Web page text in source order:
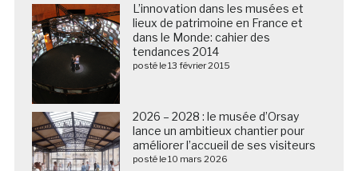
L’innovation dans les musées et
lieux de patrimoine en France et
dans le Monde: cahier des
tendances 2014
posté le 13 février 2015
2026 – 2028 : le musée d’Orsay
lance un ambitieux chantier pour
améliorer l’accueil de ses visiteurs
posté le 10 mars 2026